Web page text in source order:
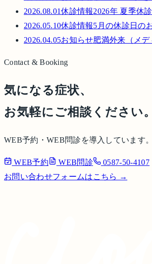
2026.08.01休診情報2026年 夏季休
2026.05.10休診情報5月の休診日の
2026.04.05お知らせ肥満外来（メデ
Contact & Booking
気になる症状、
お気軽にご相談ください。
WEB予約・WEB問診を導入しています
WEB予約 WEB問診
0587-50-4107
お問い合わせフォームはこちら →